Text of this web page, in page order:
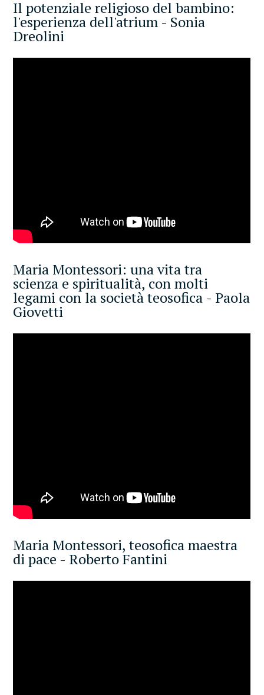
Il potenziale religioso del bambino:
l'esperienza dell'atrium - Sonia
Dreolini
Maria Montessori: una vita tra
scienza e spiritualità, con molti
legami con la società teosofica - Paola
Giovetti
Maria Montessori, teosofica maestra
di pace - Roberto Fantini